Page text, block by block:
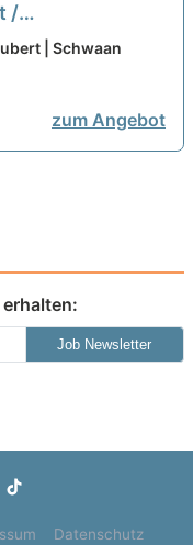
/
d)
neu
| Schwaan
zum Angebot
Job Newsletter
Datenschutz